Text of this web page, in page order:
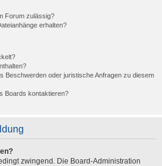
Forum zulässig?
erhalten?
Beschwerden oder juristische Anfragen zu diesem
Boards kontaktieren?
zwingend. Die Board-Administration